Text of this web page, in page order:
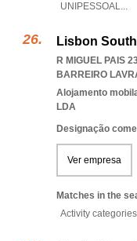
UNIPESSOAL...
Lisbon
R MIGUEL PAIS
BARREIRO
Alojamento
LDA
Designação
Ver empresa
Matches in the
Activity